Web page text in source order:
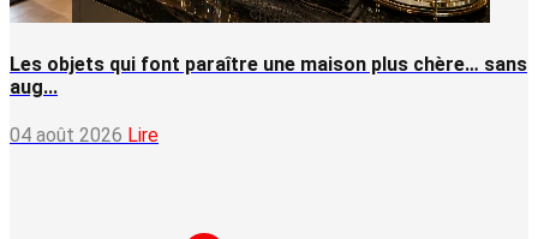
Les objets qui font paraître une maison plus chère… sans
aug...
04 août 2026 Lire